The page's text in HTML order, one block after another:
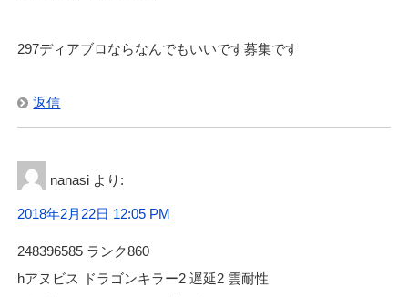
297ディアブロならなんでもいいです募集です
返信
nanasi より:
2018年2月22日 12:05 PM
248396585 ランク860
hアヌビス ドラゴンキラー2 遅延2 雲耐性